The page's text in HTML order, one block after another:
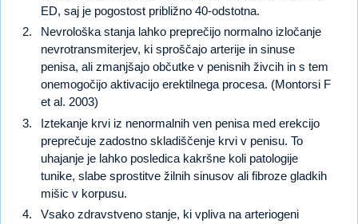
ED, saj je pogostost približno 40-odstotna.
Nevrološka stanja lahko preprečijo normalno izločanje
nevrotransmiterjev, ki sproščajo arterije in sinuse
penisa, ali zmanjšajo občutke v penisnih živcih in s tem
onemogočijo aktivacijo erektilnega procesa. (Montorsi F
et al. 2003)
Iztekanje krvi iz nenormalnih ven penisa med erekcijo
preprečuje zadostno skladiščenje krvi v penisu. To
uhajanje je lahko posledica kakršne koli patologije
tunike, slabe sprostitve žilnih sinusov ali fibroze gladkih
mišic v korpusu.
Vsako zdravstveno stanje, ki vpliva na arteriogeni